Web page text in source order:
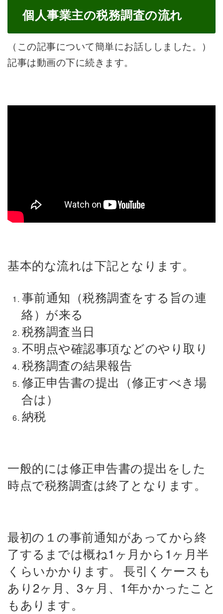
個人事業主の税務調査の流れ
（この記事について簡単にお話ししました。）
記事は動画の下に続きます。
基本的な流れは下記となります。
事前通知（税務調査をする旨の連
絡）が来る
税務調査当日
不明点や確認事項などのやり取り
税務調査の結果報告
修正申告書の提出（修正すべき場
合は）
納税
一般的には修正申告書の提出をした
時点で税務調査は終了となります。
最初の１の事前通知があってから終
了するまでは概ね1ヶ月から1ヶ月半
くらいかかります。 長引くケースも
あり2ヶ月、3ヶ月、1年かかったこと
もあります。